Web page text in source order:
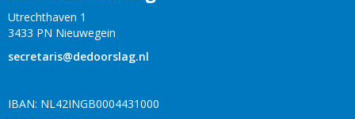
Utrechthaven 1
3433 PN Nieuwegein
siraterces@dedoorslag.nl
IBAN: NL42INGB0004431000